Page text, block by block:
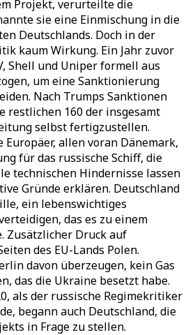
Projekt, verurteilte die
sie eine Einmischung in die
Deutschlands. Doch in der
kaum Wirkung. Ein Jahr zuvor
Shell und Uniper formell aus
um eine Sanktionierung
Nach Trumps Sanktionen
restlichen 160 der insgesamt
selbst fertigzustellen.
allen voran Dänemark,
für das russische Schiff, die
technischen Hindernisse lassen
Gründe erklären. Deutschland
ein lebenswichtiges
das es zu einem
Zusätzlicher Druck auf
des EU-Lands Polen.
davon überzeugen, kein Gas
das die Ukraine besetzt habe.
als der russische Regimekritiker
begann auch Deutschland, die
in Frage zu stellen.